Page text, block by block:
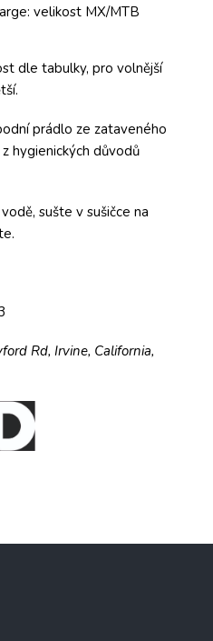
velikost MX/MTB
dle tabulky, pro volnější
prádlo ze zataveného
hygienických důvodů
sušte v sušičce na
Rd, Irvine, California,